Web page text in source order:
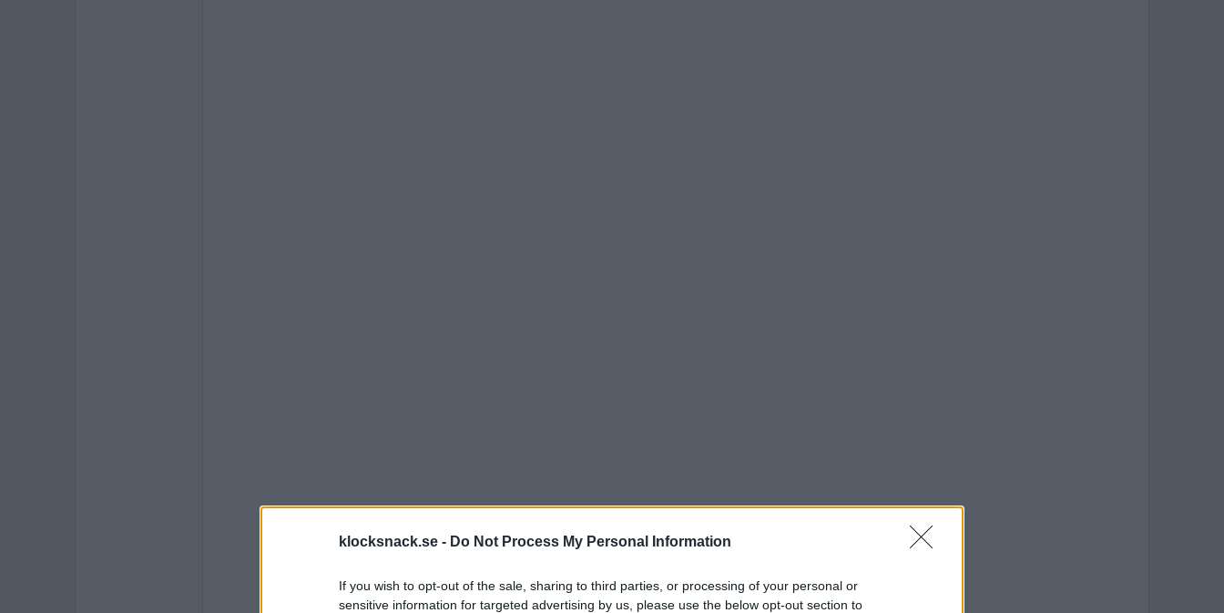
klocksnack.se - Do Not Process My Personal Information
If you wish to opt-out of the sale, sharing to third parties, or processing of your personal or
sensitive information for targeted advertising by us, please use the below opt-out section to